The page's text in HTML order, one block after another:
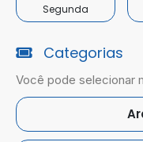
Segunda
Categorias
Você pode selecionar